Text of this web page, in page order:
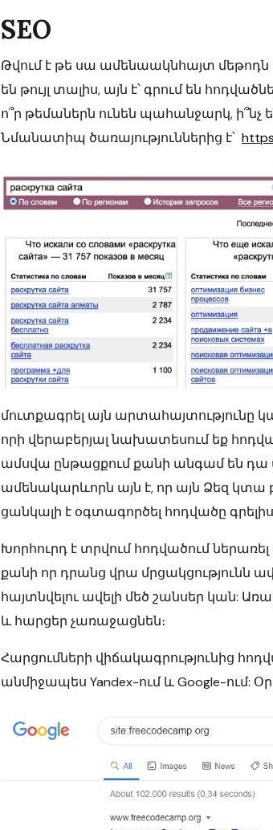
SEO
Թվում է թե սա ամենաակնհայտ մեթոդն
են թույլ տալիս, այն է՝ գրում են
ո՞ր թեմաներն ունեն պահանջարկ,
Նմանատիպ ծառայություններից է՝
մուտքագրել այն արտահայտությունը
որի վերաբերյալ նախատեսում եք
ամսվա ընթացքում քանի անգամ են դա
ամենակարևորն այն է, որ այն Ձեզ
ցանկալի է օգտագործել հոդվածը
Խորհուրդ է տրվում հոդվածում
քանի որ դրանց վրա
հայտնվելու ավելի մեծ շանսեր կան:
և հարցեր չառաջացնեն։
Հարցումների վիճակագրությունից
անմիջապես Yandex-ում և Google-ում: